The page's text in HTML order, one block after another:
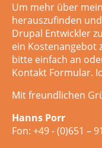
Um mehr über
herauszufinden
Drupal Entwickler
ein Kostenangebot
bitte einfach an
Kontakt Formular.
Mit freundlichen
Hanns Porr
Fon: +49 - (0)651 –